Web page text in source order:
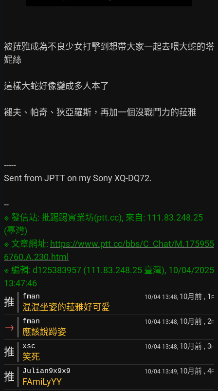
被菈雅成為不良少女打擊到想帶大家一起去喂大蛇的塔
妮絲
這樣大蛇好像變成多人本了
褪夫、帕奇、狄亞羅斯，再加一個沒戰鬥力的菈雅
-----
Sent from JPTT on my Sony XQ-DQ72.
※ 發信站: 批踢踢實業坊(ptt.cc), 來自: 111.83.248.25
(臺灣)
※ 文章網址: https://www.ptt.cc/bbs/C_Chat/M.175955
6760.A.230.html
※ 編輯: d125383957 (111.83.248.25 臺灣), 10/04/2025
推 fman 10/04 13:48, 10月前 , 1 F
混混坐姿的菈雅好可愛
→ fman 10/04 13:48, 10月前 , 2F
應該說蹲姿
推 xsc 10/04 13:48, 10月前 , 3F
笑死
推 Julian9x9x9 10/04 13:49, 10月前 , 4F
FAmiLyYY